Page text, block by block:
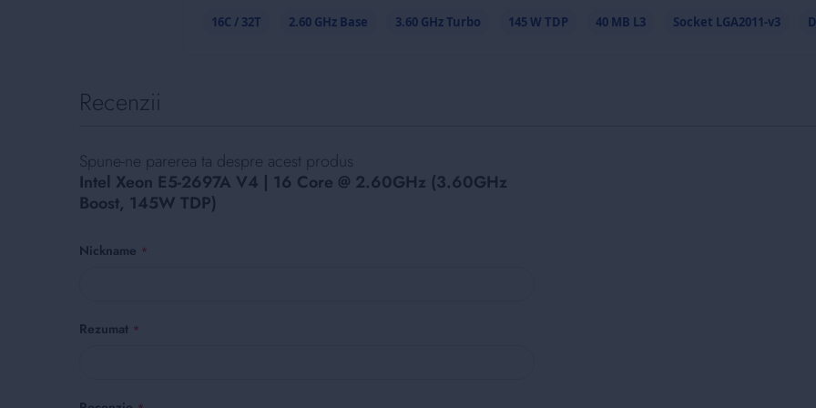
16C / 32T 2.60 GHz Base 3.60 GHz Turbo 145 W TDP 40 MB L3 Socket LGA2011-v3
Recenzii
Spune-ne parerea ta despre acest produs
Intel Xeon E5-2697A V4 | 16 Core @ 2.60GHz (3.60GHz
Boost, 145W TDP)
Nickname
Rezumat